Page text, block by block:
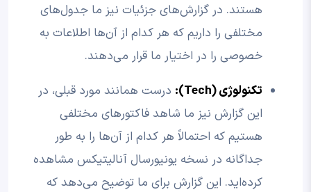
هستند. در گزارش‌های جزئیات نیز ما جدول‌های
مختلفی را داریم که هر کدام از آن‌ها اطلاعات به
خصوصی را در اختیار ما قرار می‌دهند.
تکنولوژی (Tech):
درست همانند مورد قبلی، در
این گزارش نیز ما شاهد فاکتورهای مختلفی
هستیم که احتمالاً هر کدام از آن‌ها را به طور
جداگانه در نسخه یونیورسال آنالیتیکس مشاهده
کرده‌اید. این گزارش برای ما توضیح می‌دهد که